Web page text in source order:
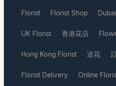
Florist · Florist Shop ·
UK Florist · 香港花店 ·
Hong Kong Florist · 送花 ·
Florist Delivery · Online